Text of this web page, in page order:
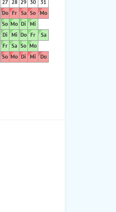
27 28 29 30
31
Do Fr Sa So Mo
So Mo Di Mi
Di Mi Do Fr
Sa
Fr Sa So Mo
So Mo Di Mi Do